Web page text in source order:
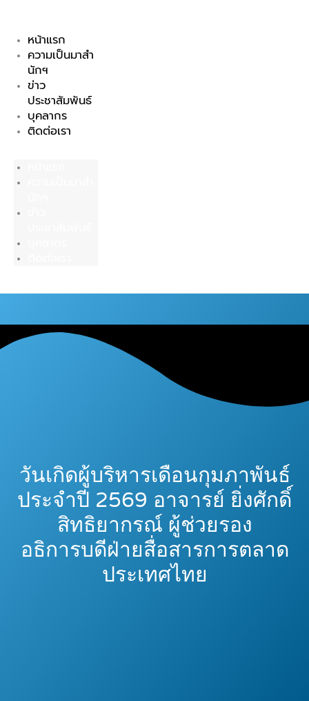
contentหน้าแรก
ความเป็นมาสำ
นักฯ
ข่าว
ประชาสัมพันธ์
บุคลากร
ติดต่อเรา
วันเกิดผู้บริหารเดือนกุมภาพันธ์
ประจำปี 2569 อาจารย์ ยิ่งศักดิ์
สิทธิยากรณ์ ผู้ช่วยรอง
อธิการบดีฝ่ายสื่อสารการตลาด
ประเทศไทย